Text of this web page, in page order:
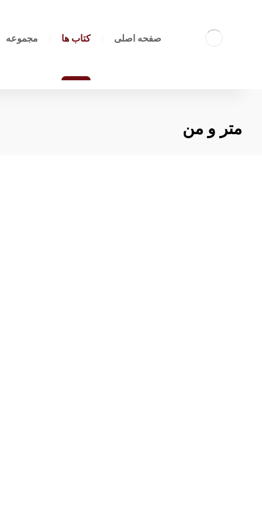
صفحه اصلی کتاب ها مجموعه
متر و من